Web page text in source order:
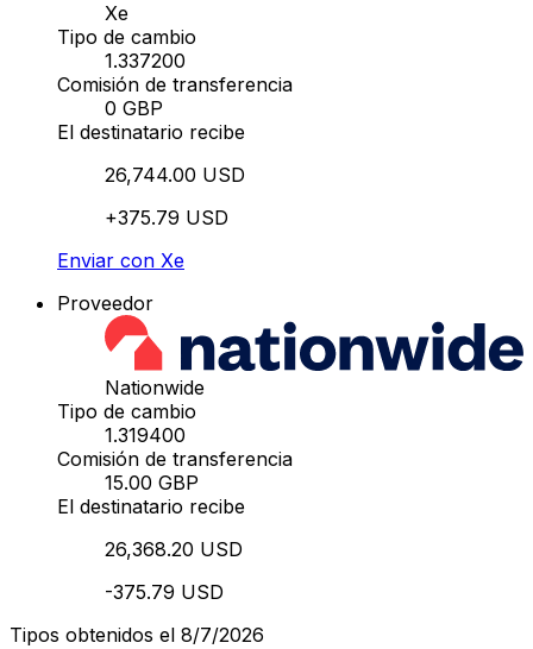
Xe
Tipo de cambio
1.337200
Comisión de transferencia
0 GBP
El destinatario recibe
26,744.00 USD
+375.79 USD
Enviar con Xe
Proveedor
Nationwide
Tipo de cambio
1.319400
Comisión de transferencia
15.00 GBP
El destinatario recibe
26,368.20 USD
-375.79 USD
Tipos obtenidos el 8/7/2026